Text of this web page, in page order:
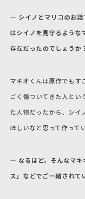
― シイノとマリコのお話
はシイノを見守るような
存在だったのでしょうか
マキオくんは原作でもす
ごく傷ついてきた人とい
た人物だったから、シイ
ほしいなと思って作って
― なるほど。そんなマキ
ス』などでご一緒されて